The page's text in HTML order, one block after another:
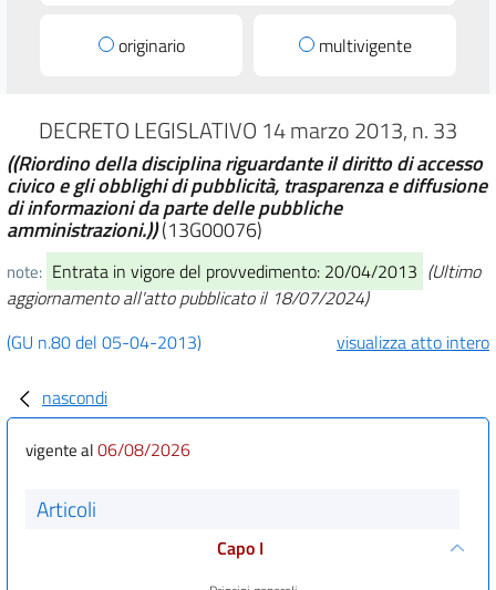
originario multivigente
DECRETO LEGISLATIVO 14 marzo 2013, n. 33
((Riordino della disciplina riguardante il diritto di accesso
civico e gli obblighi di pubblicità, trasparenza e diffusione
di informazioni da parte delle pubbliche
amministrazioni.))(13G00076)
note: Entrata in vigore del provvedimento: 20/04/2013 (Ultimo
aggiornamento all'atto pubblicato il 18/07/2024)
(GU n.80 del 05-04-2013)
visualizza atto intero
nascondi
vigente al06/08/2026
Articoli
Capo I